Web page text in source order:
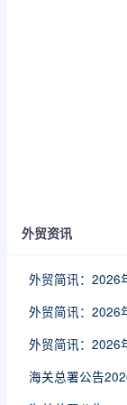
外贸资讯
外贸简讯：2026
外贸简讯：2026
外贸简讯：2026